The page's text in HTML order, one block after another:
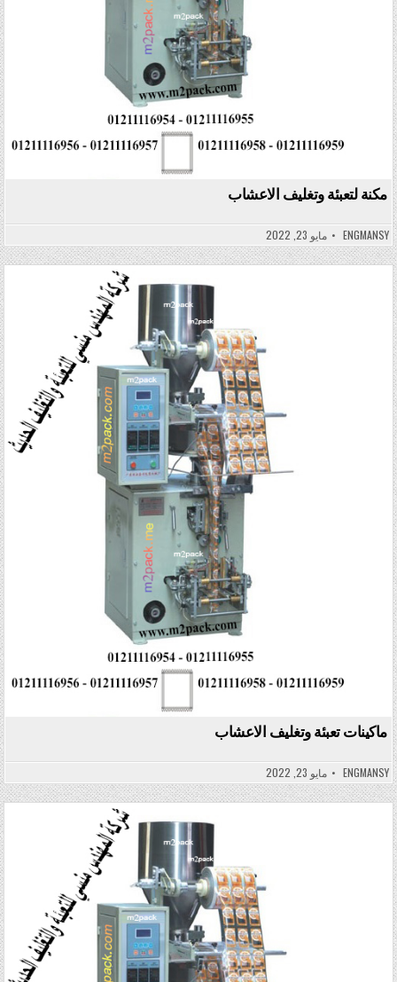
مكنة لتعبئة وتغليف الاعشاب
ENGMANSY مايو 23, 2022
ماكينات تعبئة وتغليف الاعشاب
ENGMANSY مايو 23, 2022